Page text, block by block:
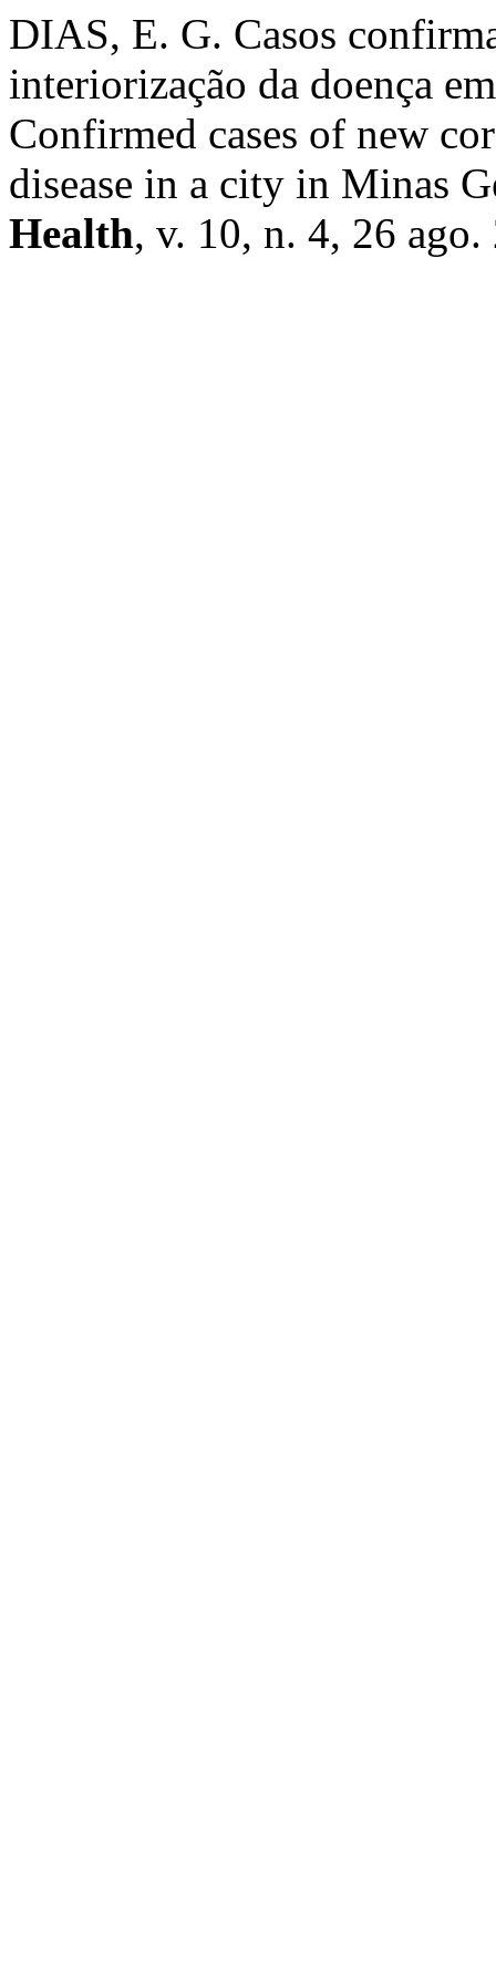
DIAS, E. G. Casos
interiorização da doença
Confirmed cases of new
disease in a city in Minas
Health, v. 10, n. 4, 26 ago.